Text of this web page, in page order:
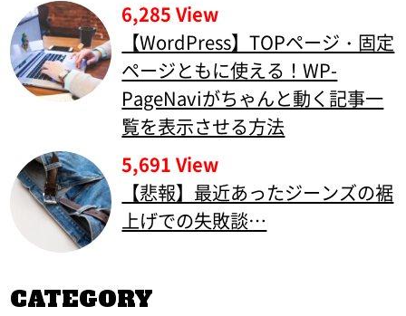
6,285 View
【WordPress】TOPページ・固定
ページともに使える！WP-
PageNaviがちゃんと動く記事一
覧を表示させる方法
5,691 View
【悲報】最近あったジーンズの裾
上げでの失敗談…
CATEGORY